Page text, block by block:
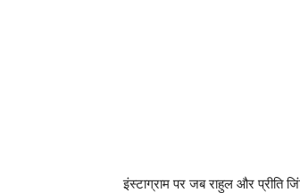
इंस्टाग्राम पर जब राहुल और प्रीति